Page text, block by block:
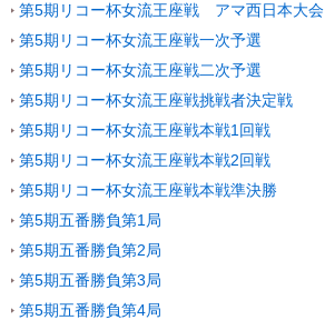
第5期リコー杯女流王座戦 アマ西日本大会
第5期リコー杯女流王座戦一次予選
第5期リコー杯女流王座戦二次予選
第5期リコー杯女流王座戦挑戦者決定戦
第5期リコー杯女流王座戦本戦1回戦
第5期リコー杯女流王座戦本戦2回戦
第5期リコー杯女流王座戦本戦準決勝
第5期五番勝負第1局
第5期五番勝負第2局
第5期五番勝負第3局
第5期五番勝負第4局